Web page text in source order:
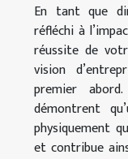
En tant que
réfléchi à
réussite de
vision
premier
démontrent
physiquement
et contribue